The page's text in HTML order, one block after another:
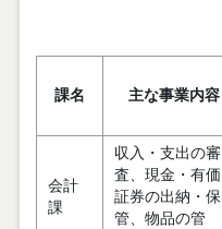
課名 主な事業内容
会計
課
収入・支出の審
査、現金・有価
証券の出納・保
管、物品の管